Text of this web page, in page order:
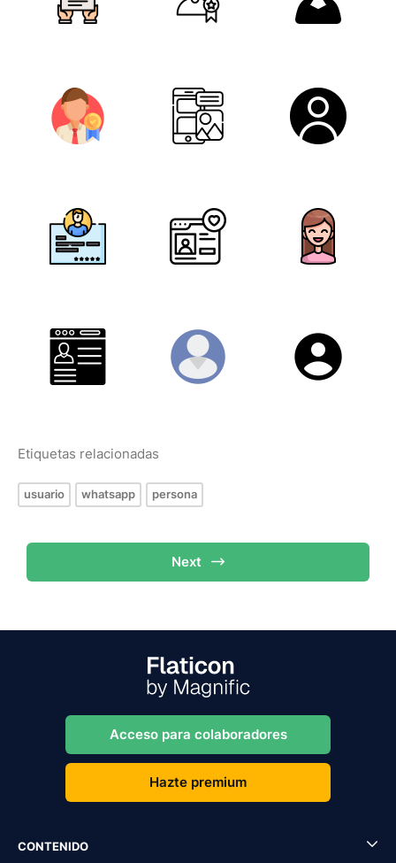
Etiquetas relacionadas
usuario whatsapp persona
Next
Acceso para colaboradores
Hazte premium
CONTENIDO